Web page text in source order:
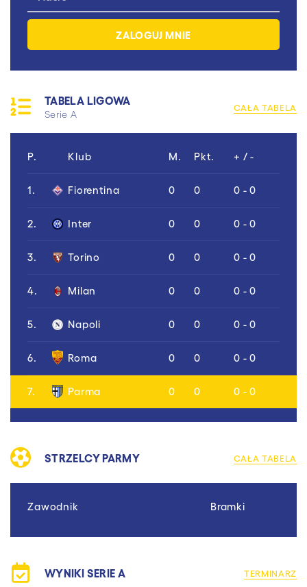
TABELA LIGOWA
Serie A
CAŁA TABELA
P. Klub M. Pkt. + / -
1. Fiorentina 0 0 0 - 0
2. Inter 0 0 0 - 0
3. Torino 0 0 0 - 0
4. Milan 0 0 0 - 0
5. Napoli 0 0 0 - 0
6. Roma 0 0 0 - 0
7. Parma 0 0 0 - 0
STRZELCY PARMY CAŁA TABELA
Zawodnik Bramki
WYNIKI SERIE A TERMINARZ